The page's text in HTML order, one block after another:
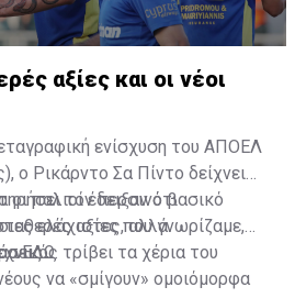
αξίες και οι νέοι
ενίσχυση του ΑΠΟΕΛ
ο Ρικάρντο Σα Πίντο δείχνει
τον περσινό βασικό
ελάχιστες, αλλά
παλιοί έδειξαν ότι
αξίες που γνωρίζαμε,
τρίβει τα χέρια του
να «σμίγουν» ομοιόμορφα
ΕΔΩ.